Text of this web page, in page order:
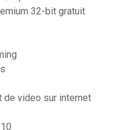
32-bit gratuit
de video sur internet